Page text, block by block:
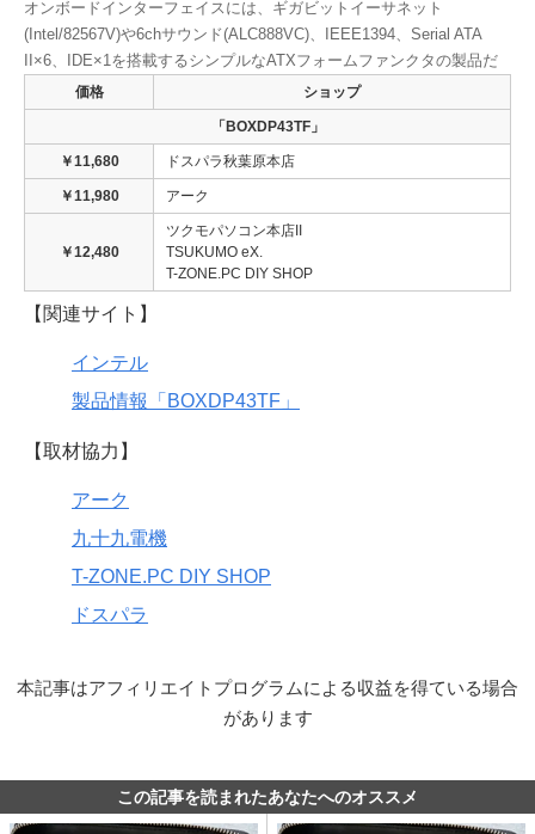
オンボードインターフェイスには、ギガビットイーサネット
(Intel/82567V)や6chサウンド(ALC888VC)、IEEE1394、Serial ATA
II×6、IDE×1を搭載するシンプルなATXフォームファンクタの製品だ
価格 ショップ
「BOXDP43TF」
￥11,680 ドスパラ秋葉原本店
￥11,980 アーク
￥12,480
ツクモパソコン本店II
TSUKUMO eX.
T-ZONE.PC DIY SHOP
【関連サイト】
インテル
製品情報「BOXDP43TF」
【取材協力】
アーク
九十九電機
T-ZONE.PC DIY SHOP
ドスパラ
本記事はアフィリエイトプログラムによる収益を得ている場合
があります
この記事を読まれたあなたへのオススメ